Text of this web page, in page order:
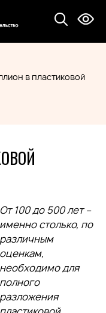
в пластиковой
От 100 до 500 лет –
именно столько, по
различным
оценкам,
необходимо для
полного
разложения